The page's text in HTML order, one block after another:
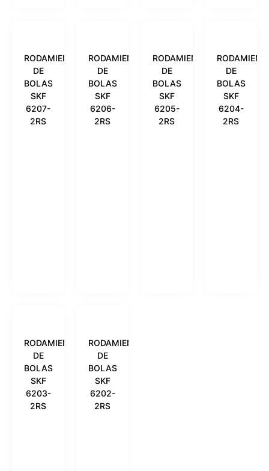
RODAMIENTO
DE
BOLAS
SKF
6207-
2RS
RODAMIENTO
DE
BOLAS
SKF
6206-
2RS
RODAMIENTO
DE
BOLAS
SKF
6205-
2RS
DE
BOLAS
SKF
6204-
2RS
RODAMIENTO
DE
BOLAS
SKF
6203-
2RS
RODAMIENTO
DE
BOLAS
SKF
6202-
2RS